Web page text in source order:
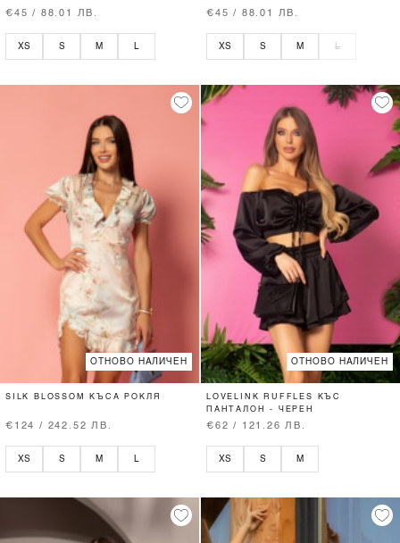
€45 / 88.01 ЛВ.
XS S M
€45 / 88.01 ЛВ.
XS S M L
ОТНОВО НАЛИЧЕН
SILK BLOSSOM КЪСА РОКЛЯ
€124 / 242.52 ЛВ.
XS S M L
ОТНОВО НАЛИЧЕН
LOVELINK RUFFLES КЪС
ПАНТАЛОН - ЧЕРЕН
€62 / 121.26 ЛВ.
XS S M